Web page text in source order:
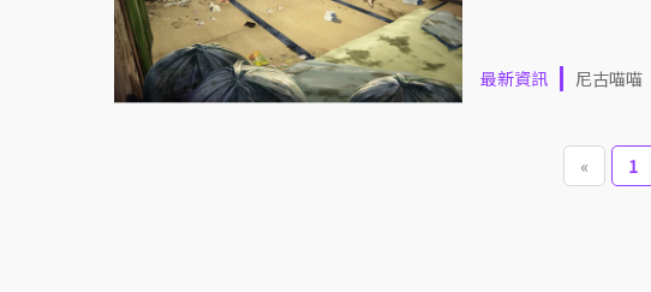
最新資訊 尼古喵喵
« 1